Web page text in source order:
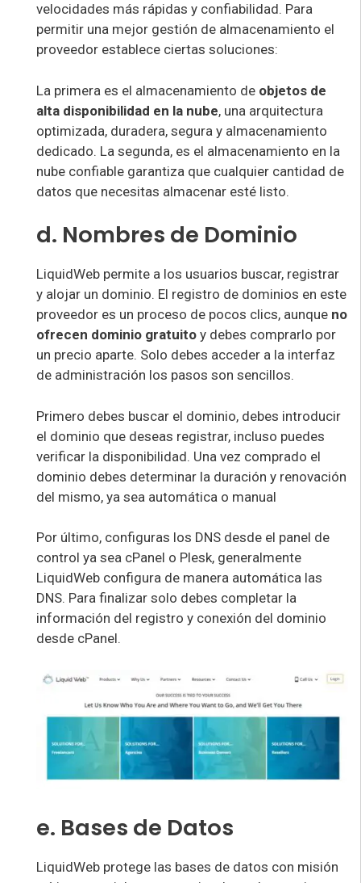
velocidades más rápidas y confiabilidad. Para
permitir una mejor gestión de almacenamiento el
proveedor establece ciertas soluciones:
La primera es el almacenamiento de objetos de
alta disponibilidad en la nube, una arquitectura
optimizada, duradera, segura y almacenamiento
dedicado. La segunda, es el almacenamiento en la
nube confiable garantiza que cualquier cantidad de
datos que necesitas almacenar esté listo.
d. Nombres de Dominio
LiquidWeb permite a los usuarios buscar, registrar
y alojar un dominio. El registro de dominios en este
proveedor es un proceso de pocos clics, aunque no
ofrecen dominio gratuito y debes comprarlo por
un precio aparte. Solo debes acceder a la interfaz
de administración los pasos son sencillos.
Primero debes buscar el dominio, debes introducir
el dominio que deseas registrar, incluso puedes
verificar la disponibilidad. Una vez comprado el
dominio debes determinar la duración y renovación
del mismo, ya sea automática o manual
Por último, configuras los DNS desde el panel de
control ya sea cPanel o Plesk, generalmente
LiquidWeb configura de manera automática las
DNS. Para finalizar solo debes completar la
información del registro y conexión del dominio
desde cPanel.
e. Bases de Datos
LiquidWeb protege las bases de datos con misión